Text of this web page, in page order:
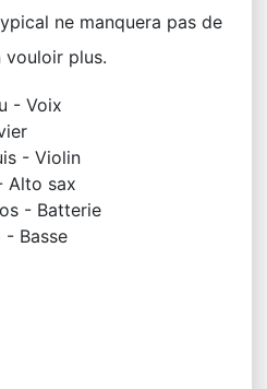
ne manquera pas de
vouloir plus.
- Voix
- Violin
Alto sax
- Batterie
- Basse